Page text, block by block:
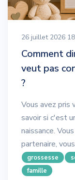
26 juillet 2026
Comment
veut pas
?
Vous avez pris
savoir si c'est
naissance.
partenaire,
grossesse
famille